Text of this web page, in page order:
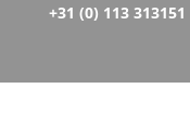
+31 (0) 113 313151